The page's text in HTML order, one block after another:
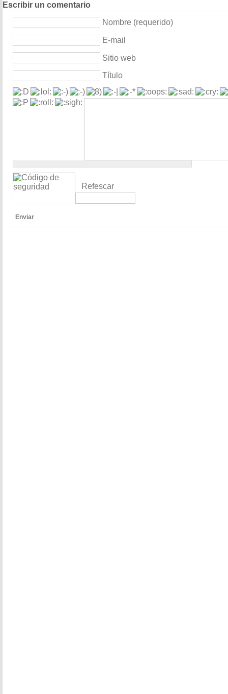
Escribir un comentario
Nombre (requerido)
E-mail
Sitio web
Título
Refescar
Enviar